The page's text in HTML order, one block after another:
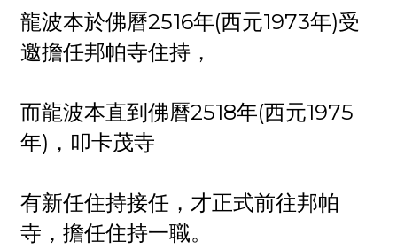
龍波本於佛曆2516年(西元1973年)受
邀擔任邦帕寺住持，
而龍波本直到佛曆2518年(西元1975
年)，叩卡茂寺
有新任住持接任，才正式前往邦帕
寺，擔任住持一職。